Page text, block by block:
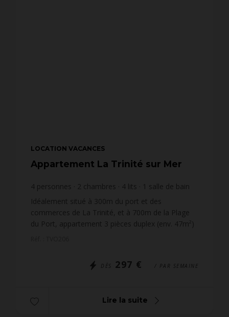
LOCATION VACANCES
Appartement La Trinité sur Mer
4 personnes 2 chambres 4 lits 1 salle de bain
Idéalement situé à 300m du port et des
commerces de La Trinité, et à 700m de la Plage
du Port, appartement 3 pièces duplex (env. 47m²)
DÈS 297 € / PAR SEMAINE
Lire la suite